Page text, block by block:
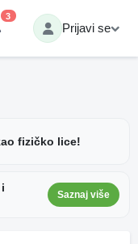
3
Prijavi se
fizičko lice!
Saznaj više